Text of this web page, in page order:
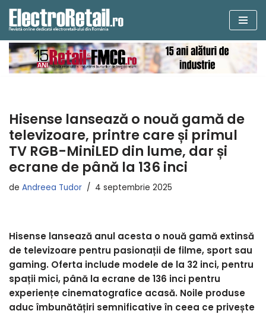
Sari
la
conținut
Hisense lansează o nouă gamă de
televizoare, printre care și primul
TV RGB-MiniLED din lume, dar și
ecrane de până la 136 inci
de Andreea Tudor 4 septembrie 2025
Hisense lansează anul acesta o nouă gamă extinsă
de televizoare pentru pasionații de filme, sport sau
gaming. Oferta include modele de la 32 inci, pentru
spații mici, până la ecrane de 136 inci pentru
experiențe cinematografice acasă. Noile produse
aduc îmbunătățiri semnificative în ceea ce privește